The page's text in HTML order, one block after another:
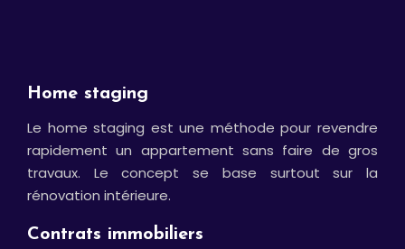
Home staging
Le home staging est une méthode pour revendre
rapidement un appartement sans faire de gros
travaux. Le concept se base surtout sur la
rénovation intérieure.
Contrats immobiliers